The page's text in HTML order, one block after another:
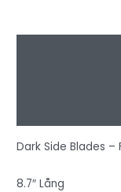
Dark Side Blades –
8.7″ Lång